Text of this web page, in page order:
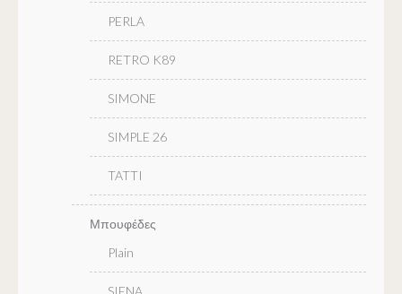
PERLA
RETRO K89
SIMONE
SIMPLE 26
TATTI
Μπουφέδες
Plain